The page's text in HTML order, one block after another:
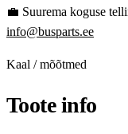
💼 Suurema koguse
info@busparts.ee
Kaal / mõõtmed
Toote info